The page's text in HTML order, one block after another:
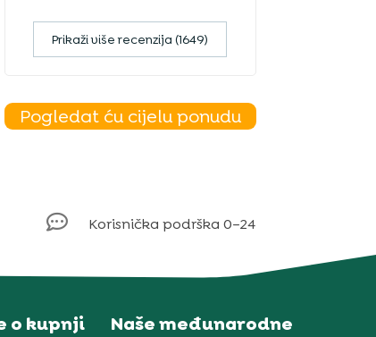
Prikaži više recenzija (1649)
Pogledat ću cijelu ponudu
 Korisnička podrška 0–24
o kupnji
Naše međunarodne